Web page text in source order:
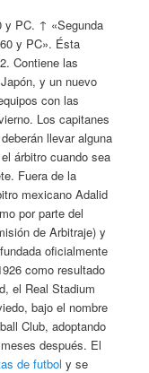
y PC. ↑ «Segunda
y PC». Ésta
Contiene las
y un nuevo
con las
Los capitanes
llevar alguna
árbitro cuando sea
Fuera de la
mexicano Adalid
por parte del
de Arbitraje) y
oficialmente
como resultado
el Real Stadium
bajo el nombre
Club, adoptando
después. El
de futbol y se